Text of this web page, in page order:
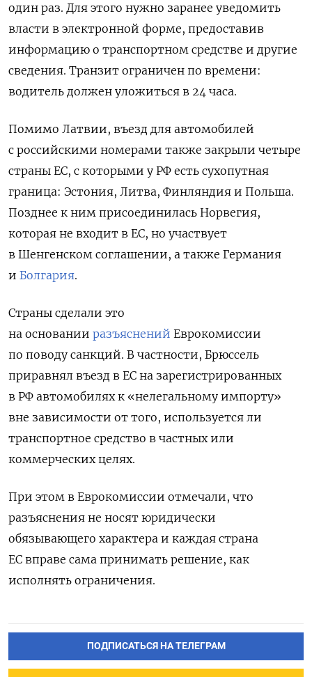
один раз. Для этого нужно заранее уведомить
власти в электронной форме, предоставив
информацию о транспортном средстве и другие
сведения. Транзит ограничен по времени:
водитель должен уложиться в 24 часа.
Помимо Латвии, въезд для автомобилей
с российскими номерами также закрыли четыре
страны ЕС, с которыми у РФ есть сухопутная
граница: Эстония, Литва, Финляндия и Польша.
Позднее к ним присоединилась Норвегия,
которая не входит в ЕС, но участвует
в Шенгенском соглашении, а также Германия
и Болгария.
Страны сделали это
на основании разъяснений Еврокомиссии
по поводу санкций. В частности, Брюссель
приравнял въезд в ЕС на зарегистрированных
в РФ автомобилях к «нелегальному импорту»
вне зависимости от того, используется ли
транспортное средство в частных или
коммерческих целях.
При этом в Еврокомиссии отмечали, что
разъяснения не носят юридически
обязывающего характера и каждая страна
ЕС вправе сама принимать решение, как
исполнять ограничения.
ПОДПИСАТЬСЯ НА ТЕЛЕГРАМ